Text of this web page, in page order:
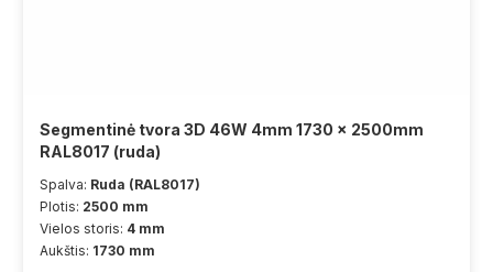
Segmentinė tvora 3D 46W 4mm 1730 x 2500mm
RAL8017 (ruda)
Spalva: Ruda (RAL8017)
Plotis: 2500 mm
Vielos storis: 4 mm
Aukštis: 1730 mm